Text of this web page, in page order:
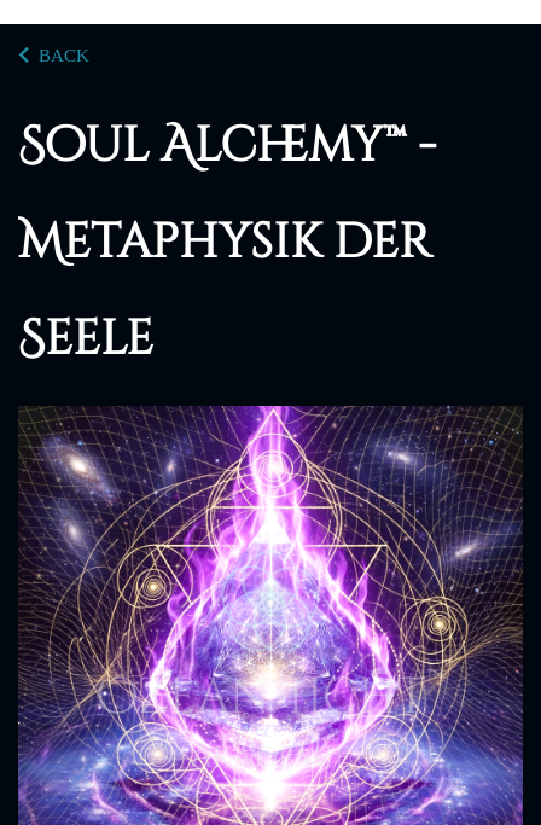
BACK
Soul Alchemy™ -
Metaphysik der
Seele